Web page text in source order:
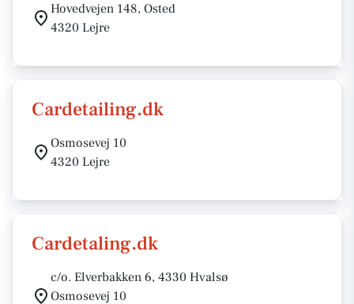
Hovedvejen 148, Osted
4320 Lejre
Cardetailing.dk
Osmosevej 10
4320 Lejre
Cardetaling.dk
c/o. Elverbakken 6, 4330 Hvalsø
Osmosevej 10